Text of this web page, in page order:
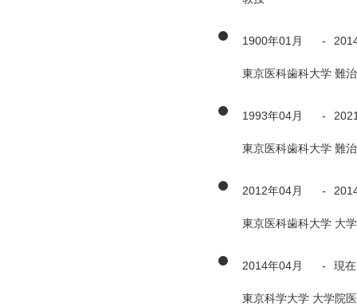
1900年01月 -
東京医科歯科大学 難
1993年04月 -
東京医科歯科大学 難
2012年04月 -
東京医科歯科大学 大
2014年04月 - 現在
東京科学大学 大学院